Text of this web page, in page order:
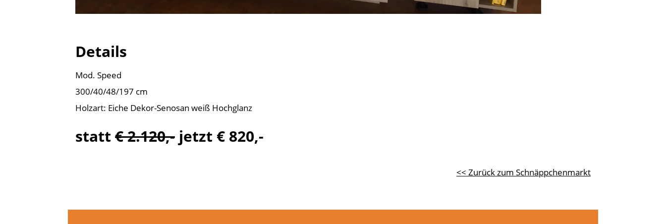
Details
Mod. Speed
300/40/48/197 cm
Holzart: Eiche Dekor-Senosan weiß Hochglanz
statt € 2.120,- jetzt € 820,-
<< Zurück zum Schnäppchenmarkt